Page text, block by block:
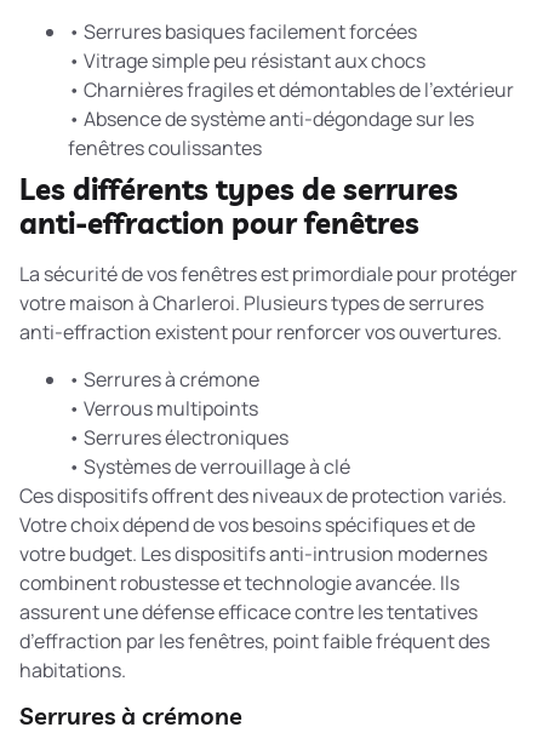
• Serrures basiques facilement forcées
• Vitrage simple peu résistant aux chocs
• Charnières fragiles et démontables de l’extérieur
• Absence de système anti-dégondage sur les
fenêtres coulissantes
Les différents types de serrures
anti-effraction pour fenêtres
La sécurité de vos fenêtres est primordiale pour protéger
votre maison à Charleroi. Plusieurs types de serrures
anti-effraction existent pour renforcer vos ouvertures.
• Serrures à crémone
• Verrous multipoints
• Serrures électroniques
• Systèmes de verrouillage à clé
Ces dispositifs offrent des niveaux de protection variés.
Votre choix dépend de vos besoins spécifiques et de
votre budget. Lesdispositifs anti-intrusion modernes
combinent robustesse et technologie avancée. Ils
assurent une défense efficace contre les tentatives
d’effraction par les fenêtres, point faible fréquent des
habitations.
Serrures à crémone